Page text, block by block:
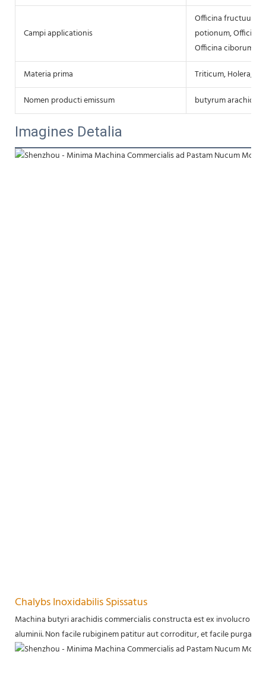
Campi applicationis
Officina fructuum,
potionum, Officina
Officina ciborum
Materia prima
Triticum, Holera,
Nomen producti emissum
butyrum arachidis
Imagines Detalia
Chalybs Inoxidabilis Spissatus
Machina butyri arachidis commercialis constructa est ex involucro
aluminii. Non facile rubiginem patitur aut corroditur, et facile purgatur.